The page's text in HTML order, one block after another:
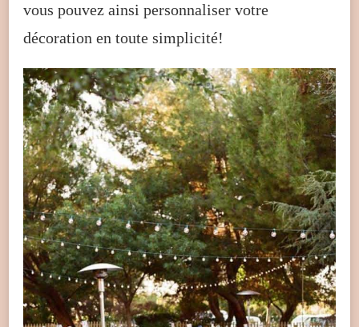
vous pouvez ainsi personnaliser votre
décoration en toute simplicité!